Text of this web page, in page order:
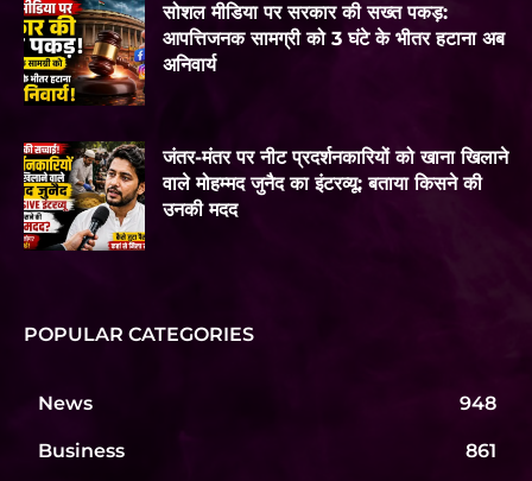
सोशल मीडिया पर सरकार की सख्त पकड़:
आपत्तिजनक सामग्री को 3 घंटे के भीतर हटाना अब
अनिवार्य
जंतर-मंतर पर नीट प्रदर्शनकारियों को खाना खिलाने
वाले मोहम्मद जुनैद का इंटरव्यू: बताया किसने की
उनकी मदद
POPULAR CATEGORIES
News 948
Business 861